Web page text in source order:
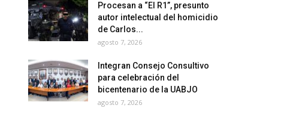
Procesan a “El R1”, presunto
autor intelectual del homicidio
de Carlos...
agosto 7, 2026
Integran Consejo Consultivo
para celebración del
bicentenario de la UABJO
agosto 7, 2026